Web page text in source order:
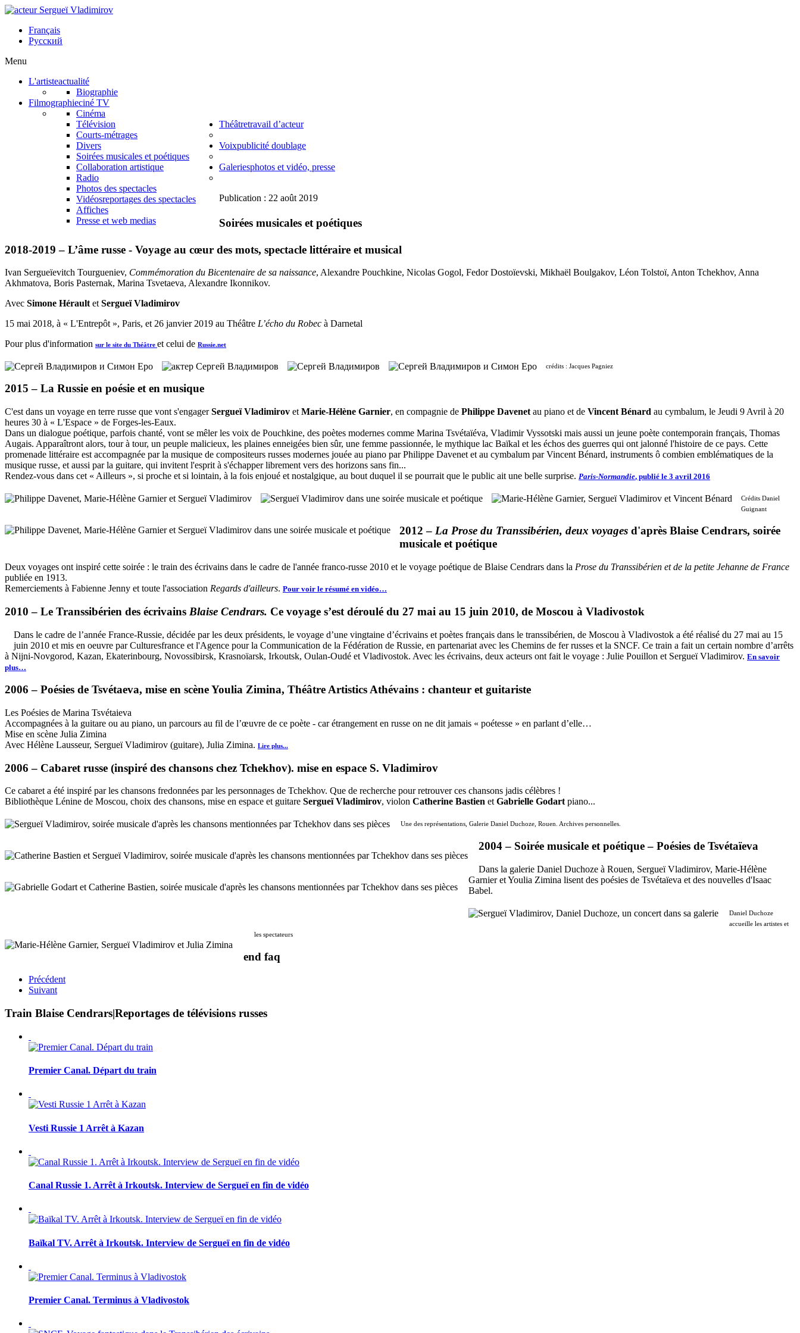
Français
Русский
Menu
L'artisteactualité
Biographie
Filmographieciné TV
Cinéma
Télévision
Courts-métrages
Divers
Théâtretravail d’acteur
Soirées musicales et poétiques
Collaboration artistique
Voixpublicité doublage
Radio
Galeriesphotos et vidéo, presse
Photos des spectacles
Vidéosreportages des spectacles
Affiches
Presse et web medias
Publication : 22 août 2019
Soirées musicales et poétiques
2018-2019 – L’âme russe - Voyage au cœur des mots, spectacle littéraire et musical
Ivan Sergueïevitch Tourgueniev, Commémoration du Bicentenaire de sa naissance, Alexandre Pouchkine, Nicolas Gogol, Fedor Dostoïevski, Mikhaël Boulgakov, Léon Tolstoï, Anton Tchekhov, Anna
Akhmatova, Boris Pasternak, Marina Tsvetaeva, Alexandre Ikonnikov.
Avec Simone Hérault et Sergueï Vladimirov
15 mai 2018, à « L'Entrepôt », Paris, et 26 janvier 2019 au Théâtre L’écho du Robec à Darnetal
Pour plus d'information sur le site du Théâtre et celui de Russie.net
crédits : Jacques Pagniez
2015 – La Russie en poésie et en musique
C'est dans un voyage en terre russe que vont s'engagerSergueï Vladimirov et Marie-Hélène Garnier, en compagnie de Philippe Davenet au piano et de Vincent Bénard au cymbalum, le Jeudi 9 Avril à 20
heures 30 à « L'Espace » de Forges-les-Eaux.
Dans un dialogue poétique, parfois chanté, vont se mêler les voix de Pouchkine, des poètes modernes comme Marina Tsvétaïéva, Vladimir Vyssotski mais aussi un jeune poète contemporain français, Thomas
Augais. Apparaîtront alors, tour à tour, un peuple malicieux, les plaines enneigées bien sûr, une femme passionnée, le mythique lac Baïkal et les échos des guerres qui ont jalonné l'histoire de ce pays. Cette
promenade littéraire est accompagnée par la musique de compositeurs russes modernes jouée au piano par Philippe Davenet et au cymbalum par Vincent Bénard, instruments ô combien emblématiques de la
musique russe, et aussi par la guitare, qui invitent l'esprit à s'échapper librement vers des horizons sans fin...
Rendez-vous dans cet « Ailleurs », si proche et si lointain, à la fois enjoué et nostalgique, au bout duquel il se pourrait que le public ait une belle surprise. Paris-Normandie, publié le 3 avril 2016
Crédits Daniel
Guignant
2012 – La Prose du Transsibérien, deux voyages d'après Blaise Cendrars, soirée
musicale et poétique
Deux voyages ont inspiré cette soirée : le train des écrivains dans le cadre de l'année franco-russe 2010 et le voyage poétique de Blaise Cendrars dans la Prose du Transsibérien et de la petite Jehanne de France
publiée en 1913.
Remerciements à Fabienne Jenny et toute l'association Regards d'ailleurs. Pour voir le résumé en vidéo…
2010 – Le Transsibérien des écrivains Blaise Cendrars. Ce voyage s’est déroulé du 27 mai au 15 juin 2010, de Moscou à Vladivostok
Dans le cadre de l’année France-Russie, décidée par les deux présidents, le voyage d’une vingtaine d’écrivains et poètes français dans le transsibérien, de Moscou à Vladivostok a été réalisé du 27 mai au 15
juin 2010 et mis en oeuvre par Culturesfrance et l'Agence pour la Communication de la Fédération de Russie, en partenariat avec les Chemins de fer russes et la SNCF. Ce train a fait un certain nombre d’arrêts
à Nijni-Novgorod, Kazan, Ekaterinbourg, Novossibirsk, Krasnoïarsk, Irkoutsk, Oulan-Oudé et Vladivostok. Avec les écrivains, deux acteurs ont fait le voyage : Julie Pouillon et Sergueï Vladimirov. En savoir
plus…
2006 – Poésies de Tsvétaeva, mise en scène Youlia Zimina, Théâtre Artistics Athévains : chanteur et guitariste
Les Poésies de Marina Tsvétaieva
Accompagnées à la guitare ou au piano, un parcours au fil de l’œuvre de ce poète - car étrangement en russe on ne dit jamais « poétesse » en parlant d’elle…
Mise en scène Julia Zimina
Avec Hélène Lausseur, Sergueï Vladimirov (guitare), Julia Zimina. Lire plus...
2006 – Cabaret russe (inspiré des chansons chez Tchekhov). mise en espace S. Vladimirov
Ce cabaret a été inspiré par les chansons fredonnées par les personnages de Tchekhov. Que de recherche pour retrouver ces chansons jadis célèbres !
Bibliothèque Lénine de Moscou, choix des chansons, mise en espace et guitare Sergueï Vladimirov, violon Catherine Bastien etGabrielle Godartpiano...
Une des représentations, Galerie Daniel Duchoze, Rouen. Archives personnelles.
2004 – Soirée musicale et poétique– Poésies de Tsvétaïeva
Dans la galerie Daniel Duchozе à Rouen, Sergueï Vladimirov, Marie-Hélène
Garnier et Youlia Zimina lisent des poésies de Tsvétaïeva et des nouvelles d'Isaac
Babel.
Daniel Duchoze
accueille les artistes et
les spectateurs
end faq
Précédent
Suivant
Train Blaise Cendrars|Reportages de télévisions russes
Premier Canal. Départ du train
Vesti Russie 1 Arrêt à Kazan
Canal Russie 1. Arrêt à Irkoutsk. Interview de Sergueï en fin de vidéo
Baïkal TV. Arrêt à Irkoutsk. Interview de Sergueï en fin de vidéo
Premier Canal. Terminus à Vladivostok